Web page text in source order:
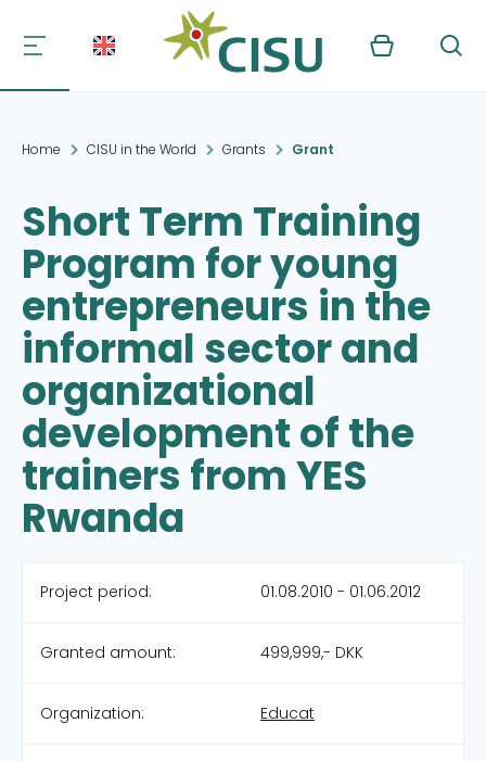
Kurv Søg
Home CISU in the World Grants Grant
Short Term Training
Program for young
entrepreneurs in the
informal sector and
organizational
development of the
trainers from YES
Rwanda
Project period: 01.08.2010 - 01.06.2012
Granted amount: 499,999,- DKK
Organization: Educat